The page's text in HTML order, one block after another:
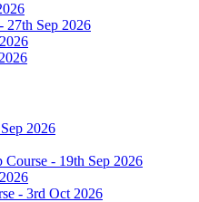
27th Sep 2026
2026
Course - 19th Sep 2026
- 3rd Oct 2026